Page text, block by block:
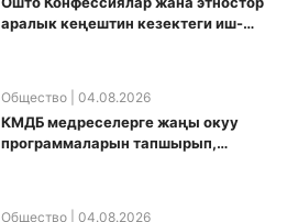
аралык кеңештин кезектеги иш-
Общество | 04.08.2026
КМДБ медреселерге жаңы окуу
программаларын тапшырып,
Общество | 04.08.2026